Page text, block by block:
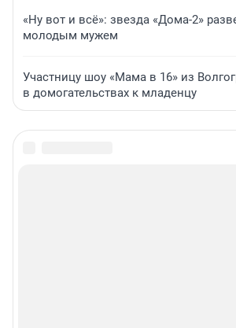
«Ну вот и всё»: звезда «Дома-2»
молодым мужем
Участницу шоу «Мама в 16» из
в домогательствах к младенцу